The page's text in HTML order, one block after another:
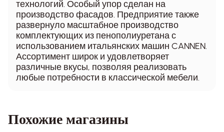
технологий. Особый упор сделан на
производство фасадов. Предприятие также
развернуло масштабное производство
комплектующих из пенополиуретана с
использованием итальянских машин CANNEN.
Ассортимент широк и удовлетворяет
различные вкусы, позволяя реализовать
любые потребности в классической мебели.
Похожие магазины